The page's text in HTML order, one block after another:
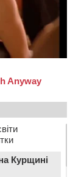
Курщині